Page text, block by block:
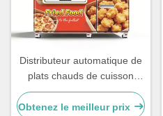
Distributeur automatique de
plats chauds de cuisson
commerciale | Solution
intelligente de vente
Obtenez le meilleur prix